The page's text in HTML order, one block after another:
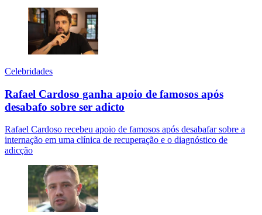
Celebridades
Rafael Cardoso ganha apoio de famosos após
desabafo sobre ser adicto
Rafael Cardoso recebeu apoio de famosos após desabafar sobre a
internação em uma clínica de recuperação e o diagnóstico de
adicção